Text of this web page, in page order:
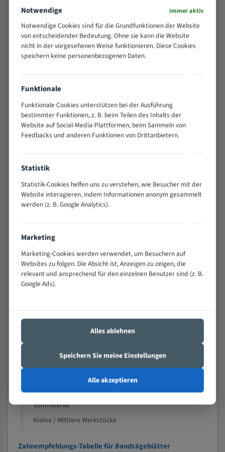
80 - 180
3/4
130 -
350
2/3
200 -
> 500
0,75/1,25
Vorteile:
Widerstandsfähig gegen Zahnbruch auch bei
schwierigen Werkstücken (Materialmischung,
wechselnde Verbindungslängen)
Sehr geringe Vibration
Technische Beschreibung:
Positiver Spanwinkel
Bandkörper aus hochlegiertem Federstahl
Nichteisenmetalle
Speziell entwickelt für Profile / Rohre
Kleine und mittlere Profile / Kleine Durchmesser
Vollmaterial
Kleine / Mittlere Werkstücke
Zahnempfehlungs-Tabelle für Bandsägeblätter
Notwendige Immer aktiv
Notwendige Cookies sind für die Grundfunktionen der Website
von entscheidender Bedeutung. Ohne sie kann die Website
nicht in der vorgesehenen Weise funktionieren. Diese Cookies
speichern keine personenbezogenen Daten.
Funktionale
Funktionale Cookies unterstützen bei der Ausführung
bestimmter Funktionen, z. B. beim Teilen des Inhalts der
Website auf Social-Media-Plattformen, beim Sammeln von
Feedbacks und anderen Funktionen von Drittanbietern.
Statistik
Statistik-Cookies helfen uns zu verstehen, wie Besucher mit der
Website interagieren, indem Informationen anonym gesammelt
werden (z. B. Google Analytics).
Marketing
Marketing-Cookies werden verwendet, um Besuchern auf
Websites zu folgen. Die Absicht ist, Anzeigen zu zeigen, die
relevant und ansprechend für den einzelnen Benutzer sind (z. B.
Google Ads).
Alles ablehnen
Speichern Sie meine Einstellungen
Alle akzeptieren